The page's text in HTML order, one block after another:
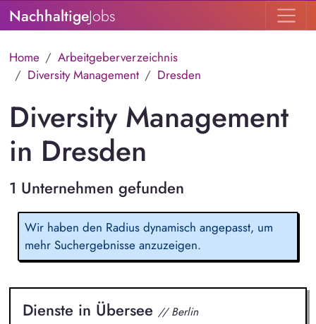
NachhaltigeJobs
Home
Arbeitgeberverzeichnis
Diversity Management
Dresden
Diversity Management
in Dresden
1 Unternehmen gefunden
Wir haben den Radius dynamisch angepasst, um
mehr Suchergebnisse anzuzeigen.
Dienste in Übersee // Berlin